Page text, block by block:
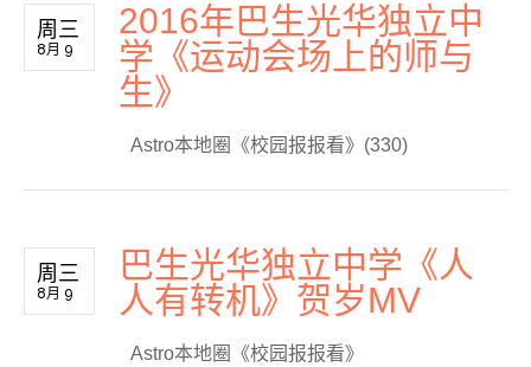
周三
8月 9
2016年巴生光华独立中
学《运动会场上的师与
生》
Astro本地圈《校园报报看》(330)
周三
8月 9
巴生光华独立中学《人
人有转机》贺岁MV
Astro本地圈《校园报报看》